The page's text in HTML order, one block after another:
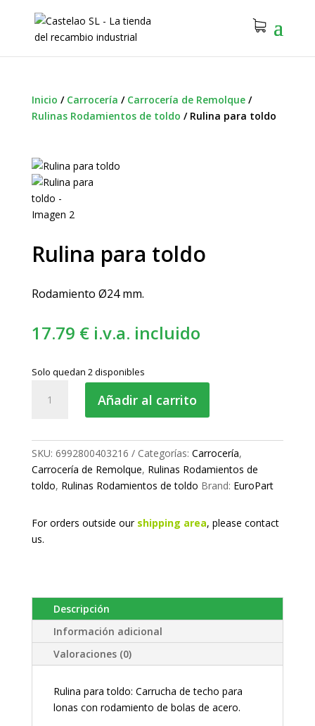
Inicio / Carrocería / Carrocería de Remolque/
Rulinas Rodamientos de toldo / Rulina para toldo
Rulina para toldo
Rodamiento Ø24 mm.
17.79 € i.v.a. incluido
Solo quedan 2 disponibles
para
Añadir al carrito
SKU: 6992800403216 Categorías: Carrocería,
Carrocería de Remolque, Rulinas Rodamientos de
toldo, Rulinas Rodamientos de toldo Brand: EuroPart
For orders outside our shipping area, please contact
us.
Descripción
Información adicional
Valoraciones (0)
Rulina para toldo: Carrucha de techo para
lonas con rodamiento de bolas de acero.